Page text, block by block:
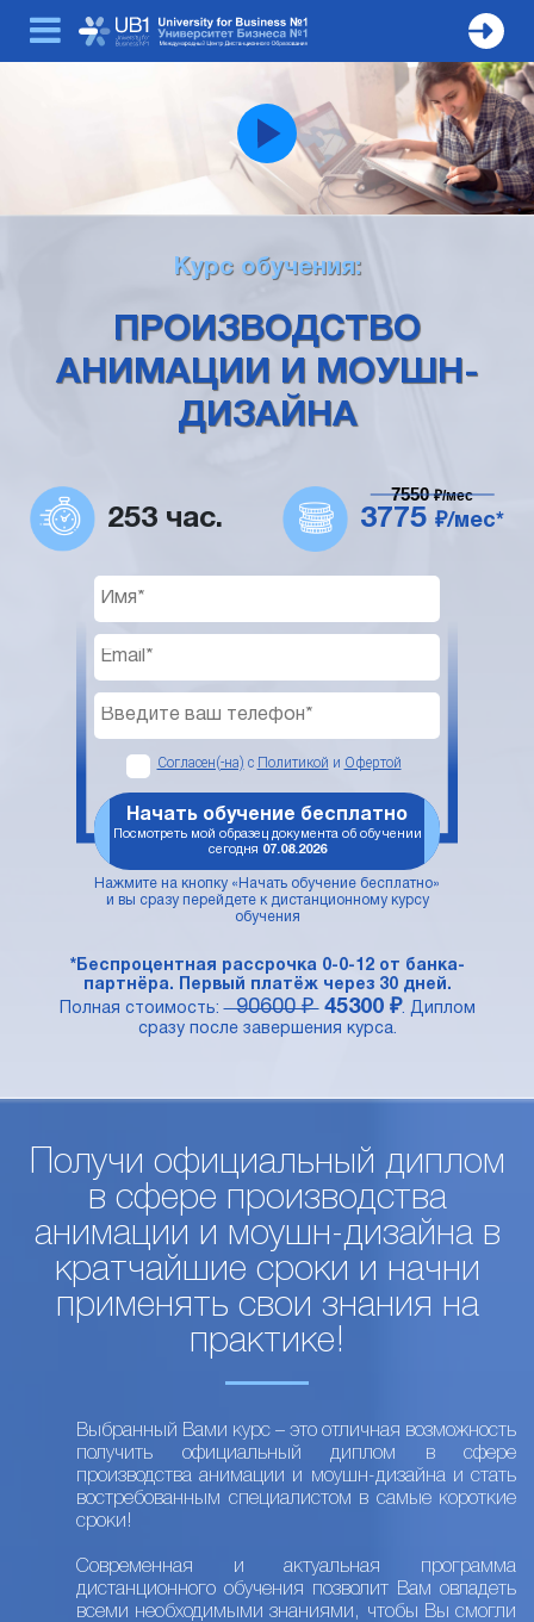
Курс обучения:
ПРОИЗВОДСТВО
АНИМАЦИИ И МОУШН-
ДИЗАЙНА
253 час. 3775 ₽/мес*
7550₽/мес
Согласен(-на) с Политикой и Офертой
Начать обучение бесплатно
Посмотреть мой образец документа об обучении
сегодня 07.08.2026
Нажмите на кнопку «Начать обучение бесплатно»
и вы сразу перейдете к дистанционному курсу
обучения
*Беспроцентная рассрочка 0-0-12 от банка-
партнёра. Первый платёж через 30 дней.
Полная стоимость:90600 ₽ 45300 ₽. Диплом
сразу после завершения курса.
Получи официальный диплом
в сфере производства
анимации и моушн-дизайна в
кратчайшие сроки и начни
применять свои знания на
практике!
Выбранный Вами курс – это отличная возможность
получить официальный диплом в сфере
производства анимации и моушн-дизайна и стать
востребованным специалистом в самые короткие
сроки!
Современная и актуальная программа
дистанционного обучения позволит Вам овладеть
всеми необходимыми знаниями, чтобы Вы смогли